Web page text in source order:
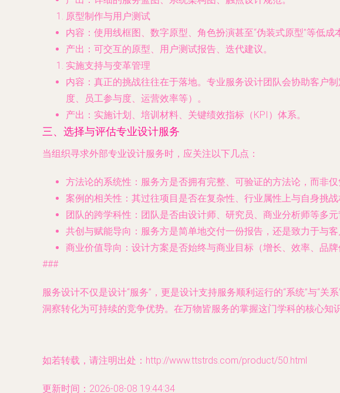
原型制作与用户测试
内容 ：使用线框图、数字原型、角色扮演甚至“伪装式原型”等低
产出 ：可交互的原型、用户测试报告、迭代建议。
实施支持与变革管理
内容 ：真正的挑战往往在于落地。专业服务设计团队会协助客户
度、员工参与度、运营效率等）。
产出 ：实施计划、培训材料、关键绩效指标（KPI）体系。
三、选择与评估专业设计服务
当组织寻求外部专业设计服务时，应关注以下几点：
方法论的系统性 ：服务方是否拥有完整、可验证的方法论，而非仅
案例的相关性 ：其过往项目是否在复杂性、行业属性上与自身挑战
团队的跨学科性 ：团队是否由设计师、研究员、商业分析师等多
共创与赋能导向 ：服务方是简单地交付一份报告，还是致力于与
商业价值导向 ：设计方案是否始终与商业目标（增长、效率、品
###
服务设计不仅是设计“服务”，更是设计支持服务顺利运行的“系统”与“
洞察转化为可持续的竞争优势。在万物皆服务的掌握这门学科的核心知
如若转载，请注明出处：http://www.ttstrds.com/product/50.html
更新时间：2026-08-08 19:44:34